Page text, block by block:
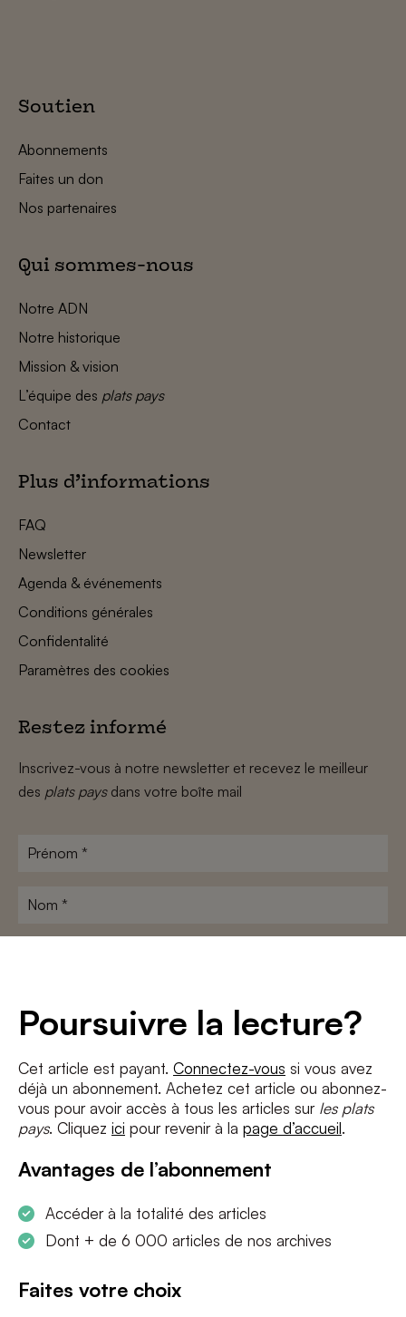
Poursuivre la lecture?
Cet article est payant. Connectez-vous si vous avez
déjà un abonnement. Achetez cet article ou abonnez-
vous pour avoir accès à tous les articles sur les plats
pays. Cliquez ici pour revenir à la page d’accueil.
Avantages de l’abonnement
Accéder à la totalité des articles
Dont + de 6 000 articles de nos archives
Faites votre choix
Soutien
Abonnements
Faites un don
Nos partenaires
Qui sommes-nous
Notre ADN
Notre historique
Mission & vision
L’équipe des plats pays
Contact
Plus d’informations
FAQ
Newsletter
Agenda & événements
Conditions générales
Confidentalité
Paramètres des cookies
Restez informé
Inscrivez-vous à notre newsletter et recevez le meilleur
des plats paysdans votre boîte mail
Prénom
Nom
J'accepte les termes et conditions etla politique de confidentialité
S'INSCRIRE